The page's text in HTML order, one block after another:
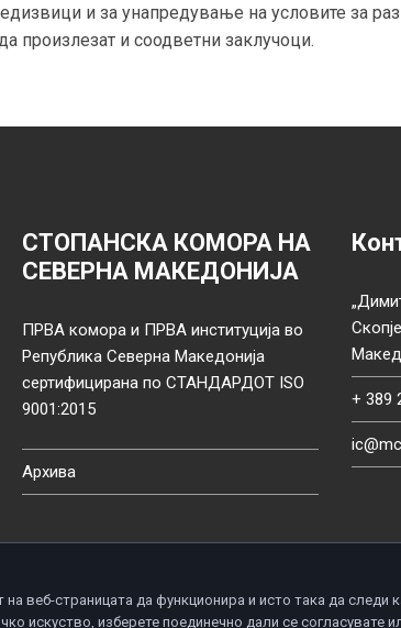
и за унапредување на условите за
произлезат и соодветни заклучоци.
СТОПАНСКА КОМОРА НА
СЕВЕРНА МАКЕДОНИЈА
ПРВА комора и ПРВА институција во
Република Северна Македонија
сертифицирана по СТАНДАРДОТ ISO
9001:2015
Архива
+ 389
веб-страницата да функционира и исто така да следи
искуство, изберете поединечно дали се согласувате